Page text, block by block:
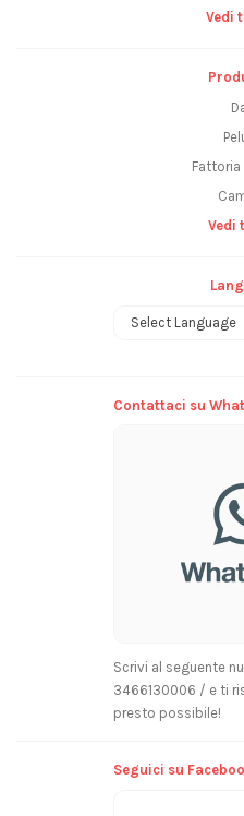
Vedi
Vedi
Contattaci su
Scrivi al seguente
3466130006 / e ti
presto possibile!
Seguici su